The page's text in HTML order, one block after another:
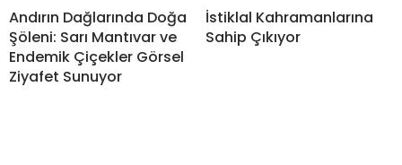
Andırın Dağlarında Doğa
Şöleni: Sarı Mantıvar ve
Endemik Çiçekler Görsel
Ziyafet Sunuyor
İstiklal Kahramanlarına
Sahip Çıkıyor